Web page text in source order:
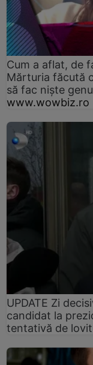
Cum a aflat, de
Mărturia făcută
să fac niște
www.wowbiz.ro
UPDATE Zi
candidat la
tentativă de